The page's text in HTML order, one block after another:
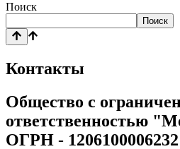
Поиск
Поиск
Контакты
Общество с
ответственностью
ОГРН - 1206100006232